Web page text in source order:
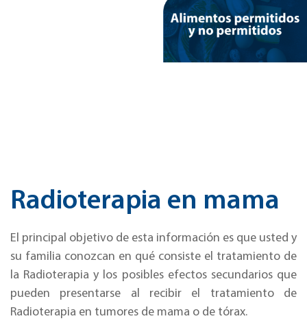
Radioterapia en mama
El principal objetivo de esta información es que usted y
su familia conozcan en qué consiste el tratamiento de
la Radioterapia y los posibles efectos secundarios que
pueden presentarse al recibir el tratamiento de
Radioterapia en tumores de mama o de tórax.